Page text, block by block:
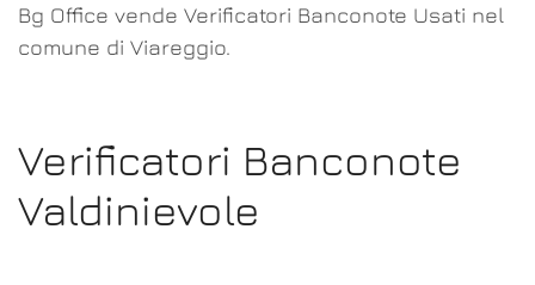
Bg Office vende Verificatori Banconote Usati nel
comune di Viareggio.
Verificatori Banconote
Valdinievole